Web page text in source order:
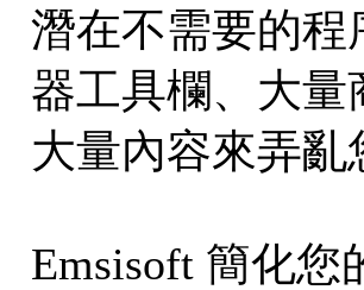
潛在不需要的
器工具欄、大量
大量內容來弄亂
Emsisoft 簡化您